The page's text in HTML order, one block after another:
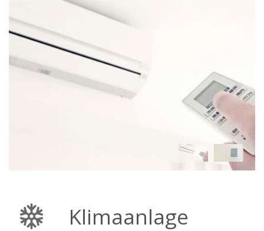
Klimaanlage